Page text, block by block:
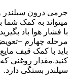
جرمی درون سیلندر
میتواند به کمک شما
با فشار هوا باد
مرحله چهارم
باید با کمک قیف
کنید.مقدار روغنی
سیلندر بستگی دارد.